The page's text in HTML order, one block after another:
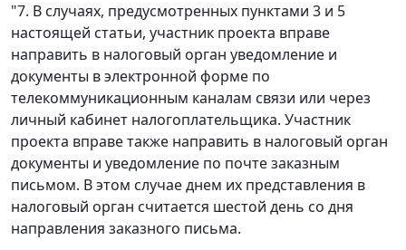
"7. В случаях, предусмотренных пунктами 3 и 5
настоящей статьи, участник проекта вправе
направить в налоговый орган уведомление и
документы в электронной форме по
телекоммуникационным каналам связи или через
личный кабинет налогоплательщика. Участник
проекта вправе также направить в налоговый орган
документы и уведомление по почте заказным
письмом. В этом случае днем их представления в
налоговый орган считается шестой день со дня
направления заказного письма.